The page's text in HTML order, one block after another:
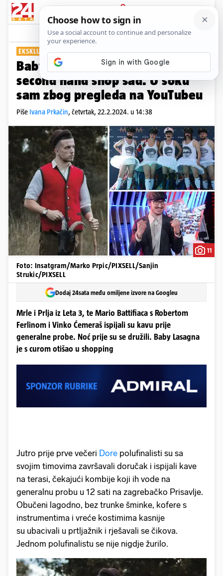
PRIJAVA
Show Komentari
EKSKLUZIVNO: POLUFINALISTI NA KAVI
Baby Lasagna: Cura i ja idemo u
second hand shop sad. U šoku
sam zbog pregleda na YouTubeu
Piše Ivana Prkačin, četvrtak, 22.2.2024. u 14:38
11
Foto: Insatgram/Marko Prpic/PIXSELL/Sanjin
Strukic/PIXSELL
Dodaj 24sata među omiljene izvore na Googleu
Mrle i Prlja iz Leta 3, te Mario Battifiaca s Robertom
Ferlinom i Vinko Ćemeraš ispijali su kavu prije
generalne probe. Noć prije su se družili. Baby Lasagna
je s curom otišao u shopping
Jutro prije prve večeri Dore polufinalisti su sa
svojim timovima završavali doručak i ispijali kave
na terasi, čekajući kombije koji ih vode na
generalnu probu u 12 sati na zagrebačko Prisavlje.
Obučeni lagodno, bez trunke šminke, kofere s
instrumentima i vreće kostimima kasnije
su ubacivali u prtljažnik i rješavali se čikova.
Jednom polufinalistu se nije nigdje žurilo.